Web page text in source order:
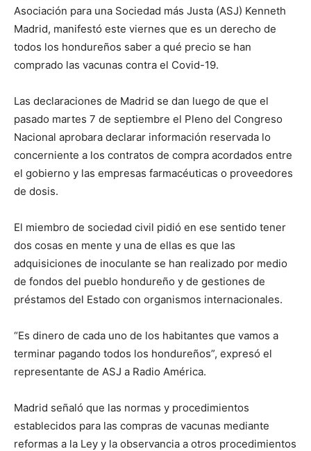
Asociación para una Sociedad más Justa (ASJ) Kenneth
Madrid, manifestó este viernes que es un derecho de
todos los hondureños saber a qué precio se han
comprado las vacunas contra el Covid-19.
Las declaraciones de Madrid se dan luego de que el
pasado martes 7 de septiembre el Pleno del Congreso
Nacional aprobara declarar información reservada lo
concerniente a los contratos de compra acordados entre
el gobierno y las empresas farmacéuticas o proveedores
de dosis.
El miembro de sociedad civil pidió en ese sentido tener
dos cosas en mente y una de ellas es que las
adquisiciones de inoculante se han realizado por medio
de fondos del pueblo hondureño y de gestiones de
préstamos del Estado con organismos internacionales.
“Es dinero de cada uno de los habitantes que vamos a
terminar pagando todos los hondureños”, expresó el
representante de ASJ a Radio América.
Madrid señaló que las normas y procedimientos
establecidos para las compras de vacunas mediante
reformas a la Ley y la observancia a otros procedimientos